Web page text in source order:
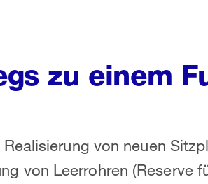
zu einem
von neuen
von Leerrohren (Reserve